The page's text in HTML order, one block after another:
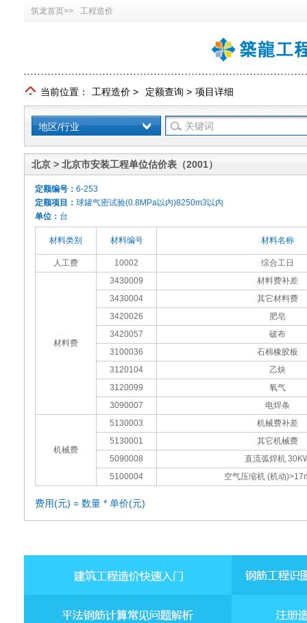
筑龙首页>> 工程造价
当前位置： 工程造价 > 定额查询 > 项目详细
地区/行业
北京 > 北京市安装工程单位估价表（2001）
定额编号： 6-253
定额项目： 球罐气密试验(0.8MPa以内)8250m3以内
单位： 台
材料类别 材料编号 材料名称
人工费 10002 综合工日
材料费
3430009
材料费补差
3430004
其它材料费
3420026
肥皂
3420057
破布
3100036
石棉橡胶板
3120104
乙炔
3120099
氧气
3090007
电焊条
机械费
5130003
机械费补差
5130001
其它机械费
5090008
直流弧焊机
5100004
空气压缩机 (机动
费用(元) = 数量 * 单价(元)